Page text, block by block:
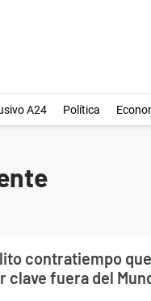
A24 Política
contratiempo
clave fuera del